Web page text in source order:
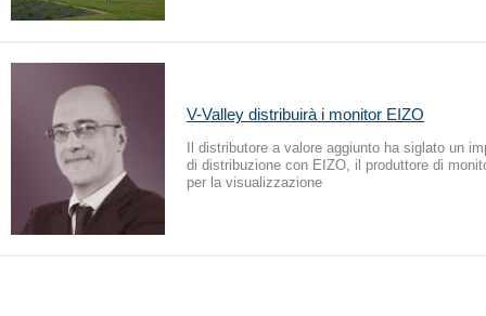
V-Valley distribuirà i monitor EIZO
Il distributore a valore aggiunto ha siglato un
di distribuzione con EIZO, il produttore di
per la visualizzazione